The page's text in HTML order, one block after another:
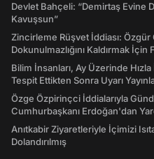
Devlet Bahçeli: “Demirtaş Evine
Kavuşsun”
Zincirleme Rüşvet İddiası: Özgür
Dokunulmazlığını Kaldırmak İçin
Bilim İnsanları, Ay Üzerinde
Tespit Ettikten Sonra Uyarı
Özge Özpirinçci İddialarıyla
Cumhurbaşkanı Erdoğan'dan
Anıtkabir Ziyaretleriyle İçimizi
Dolandırılmış